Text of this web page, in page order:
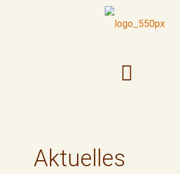
Aktuelles